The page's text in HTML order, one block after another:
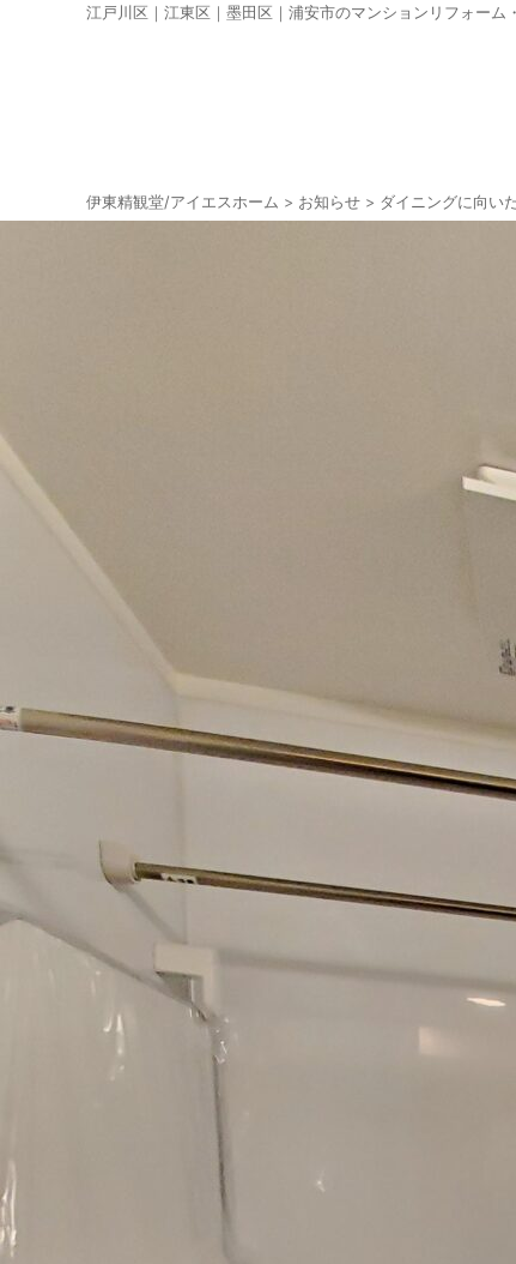
江戸川区｜江東区｜墨田区｜浦安市のマンションリフォー
伊東精観堂/アイエスホーム > お知らせ > ダイニングに向い